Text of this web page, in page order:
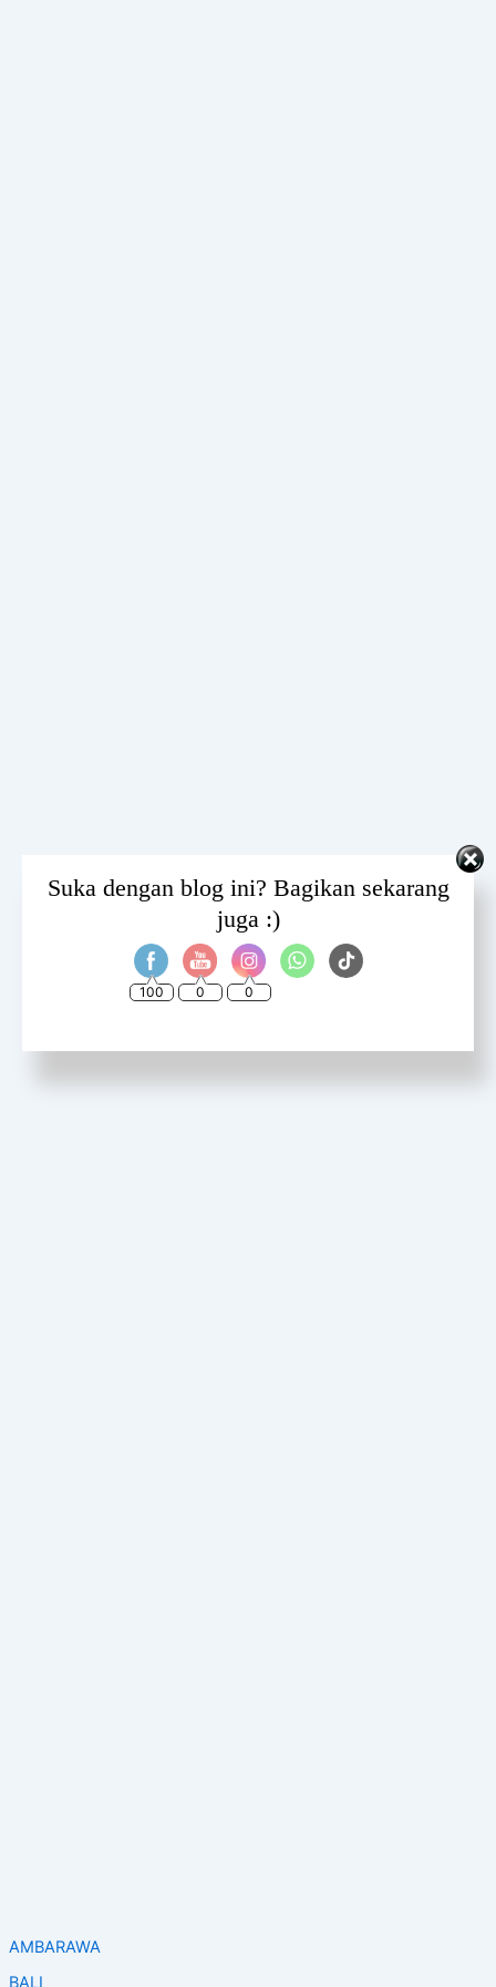
AMBARAWA
BALI
Suka dengan blog ini? Bagikan sekarang
juga :)
100 0
Set Youtube Channel ID
0